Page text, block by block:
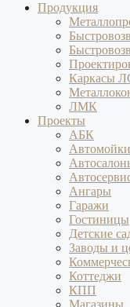
Продукция
Каркасы
ЛМК
Проекты
АБК
Автомойки
Ангары
Гаражи
Гостиницы
Детские
Заводы и
Коттеджи
КПП
Магазины